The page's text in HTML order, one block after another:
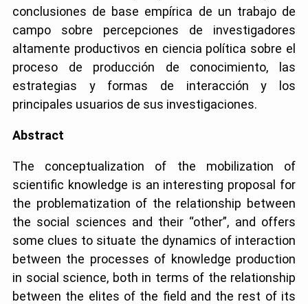
conclusiones de base empírica de un trabajo de
campo sobre percepciones de investigadores
altamente productivos en ciencia política sobre el
proceso de producción de conocimiento, las
estrategias y formas de interacción y los
principales usuarios de sus investigaciones.
Abstract
The conceptualization of the mobilization of
scientific knowledge is an interesting proposal for
the problematization of the relationship between
the social sciences and their “other”, and offers
some clues to situate the dynamics of interaction
between the processes of knowledge production
in social science, both in terms of the relationship
between the elites of the field and the rest of its